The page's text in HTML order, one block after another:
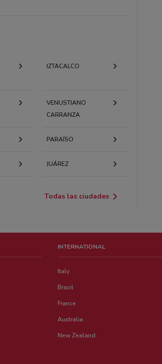
IZTACALCO
VENUSTIANO
CARRANZA
PARAÍSO
JUÁREZ
Todas las ciudades
INTERNATIONAL
Italy
Brazil
France
Australia
New Zealand